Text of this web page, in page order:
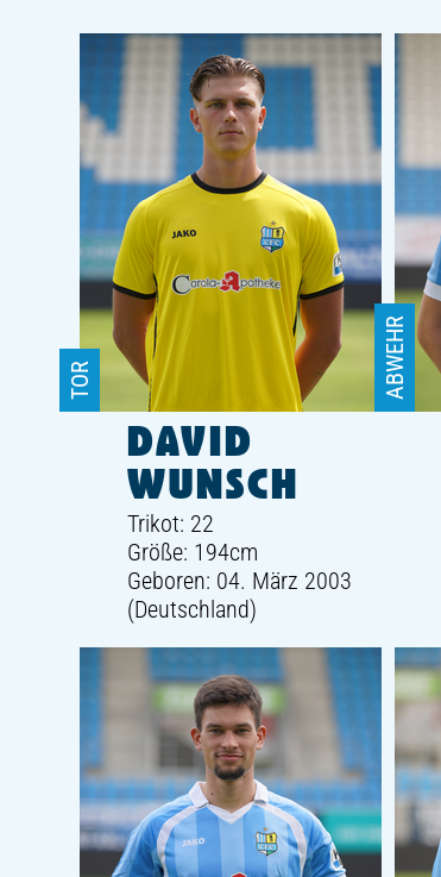
DAVID
WUNSCH
TOR
Trikot: 22
Größe: 194cm
Geboren: 04. März 2003
(Deutschland)
ABWEHR